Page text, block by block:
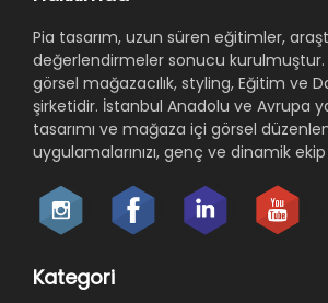
Pia tasarım, uzun süren eğitimler,
değerlendirmeler sonucu kurulmuştur.
görsel mağazacılık, styling, Eğitim ve
şirketidir. İstanbul Anadolu ve Avrupa
tasarımı ve mağaza içi görsel
uygulamalarınızı, genç ve dinamik ekip
Kategori